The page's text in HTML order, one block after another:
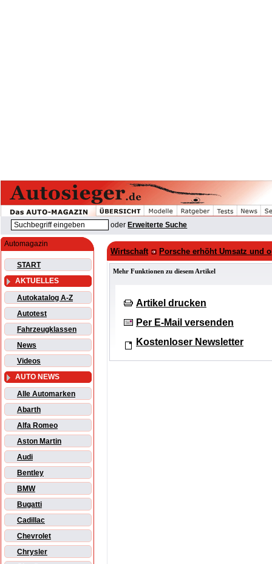
oder Erweiterte Suche
Automagazin
START
AKTUELLES
Autokatalog A-Z
Autotest
Fahrzeugklassen
News
Videos
AUTO NEWS
Alle Automarken
Abarth
Alfa Romeo
Aston Martin
Audi
Bentley
BMW
Bugatti
Cadillac
Chevrolet
Chrysler
Wirtschaft Porsche erhöht Umsatz und
Mehr Funktionen zu diesem Artikel
Artikel drucken
Per E-Mail versenden
Kostenloser Newsletter